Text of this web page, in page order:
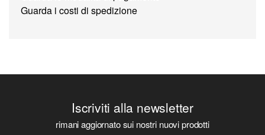
Guarda i costi di spedizione
Iscriviti alla newsletter
rimani aggiornato sui nostri nuovi prodotti